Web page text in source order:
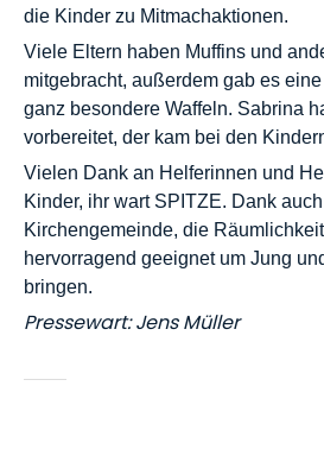
die Kinder zu Mitmachaktionen.
Viele Eltern haben Muffins und
mitgebracht, außerdem gab es eine
ganz besondere Waffeln. Sabrina
vorbereitet, der kam bei den
Vielen Dank an Helferinnen und
Kinder, ihr wart SPITZE. Dank
Kirchengemeinde, die
hervorragend geeignet um Jung
bringen.
Pressewart: Jens Müller